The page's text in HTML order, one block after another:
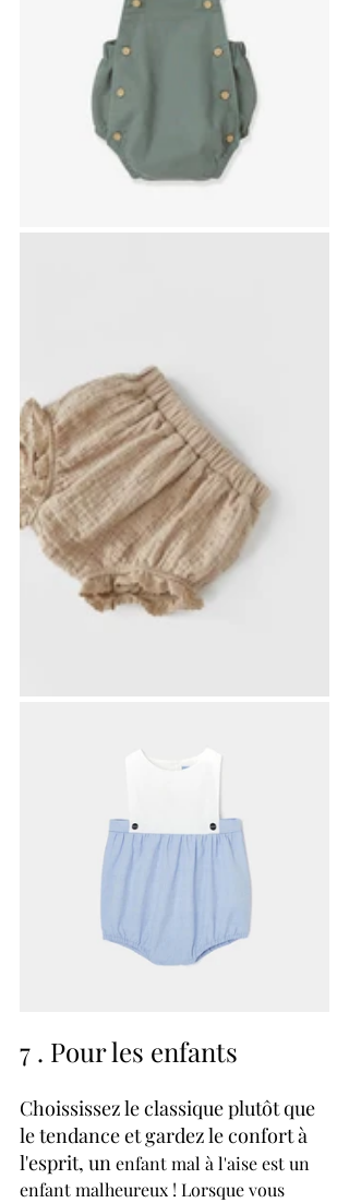
7 . Pour les enfants
Choississez le classique plutôt que
le tendance et gardez le confort à
l'esprit, un enfant mal à l'aise est un
enfant malheureux ! Lorsque vous